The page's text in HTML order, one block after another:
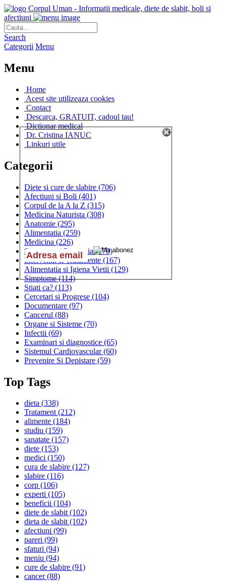
Corpul Uman - Informatii medicale, diete de slabit, boli si
afectiuni
Search
Categorii Menu
Menu
Home
Acest site utilizeaza cookies
Contact
Descarca, GRATUIT, cadoul tau!
Dictionar medical
Dr. Cristina IANUC
Linkuri utile
Categorii
Diete si cure de slabire (706)
Afectiuni si Boli (401)
Corpul de la A la Z (315)
Medicina Naturista (308)
Anatomie (295)
Alimentatia (259)
Medicina (226)
Sanatatea si Preventia(170)
Interventii si Tratamente (167)
Alimentatia si Igiena Vietii (129)
Simptome(114)
Stiati ca? (113)
Cercetari si Progrese (104)
Documentare (97)
Cancerul (88)
Organe si Sisteme (70)
Infectii (69)
Examinari si diagnostice (65)
Sistemul Cardiovascular(60)
Prevenire Si Depistare (59)
Top Tags
dieta (338)
Tratament(212)
alimente (184)
studiu (159)
sanatate (157)
diete (153)
medici (150)
cura de slabire (127)
slabire (116)
corp (106)
experti (105)
beneficii (104)
diete de slabit(102)
dieta de slabit(102)
afectiuni (99)
pareri (99)
sfaturi (94)
meniu (94)
cure de slabire (91)
cancer(88)